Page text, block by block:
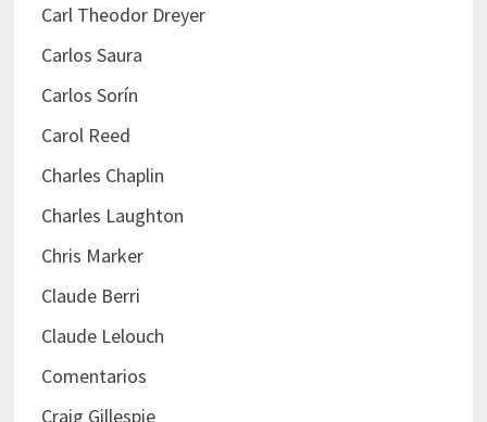
Carl Theodor Dreyer
Carlos Saura
Carlos Sorín
Carol Reed
Charles Chaplin
Charles Laughton
Chris Marker
Claude Berri
Claude Lelouch
Comentarios
Craig Gillespie